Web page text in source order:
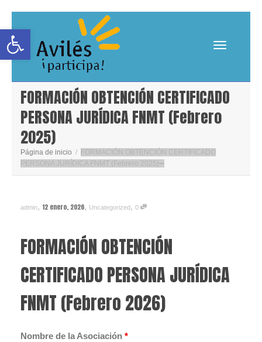
Abrir barra de herramientas
FORMACIÓN OBTENCIÓN CERTIFICADO
PERSONA JURÍDICA FNMT (Febrero
2025)
Página de inicio
FORMACIÓN OBTENCIÓN CERTIFICADO
PERSONA JURÍDICA FNMT (Febrero 2025)
admin, 12 enero, 2026, Uncategorized, 0
FORMACIÓN OBTENCIÓN
CERTIFICADO PERSONA JURÍDICA
FNMT (Febrero 2026)
Nombre de la Asociación *